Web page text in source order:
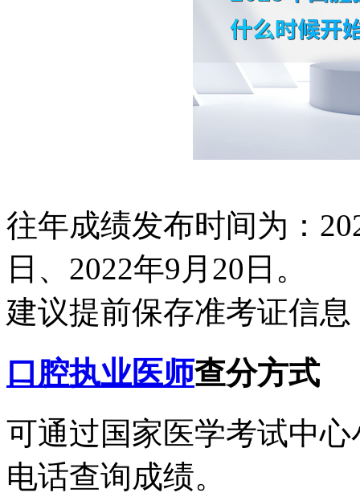
往年成绩发布时间为：
日、2022年9月20日。
建议提前保存准考证信
口腔执业医师查分方式
可通过国家医学考试中
电话查询成绩。